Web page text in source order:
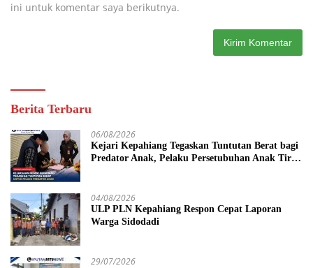
ini untuk komentar saya berikutnya.
Berita Terbaru
06/08/2026
Kejari Kepahiang Tegaskan Tuntutan Berat bagi
Predator Anak, Pelaku Persetubuhan Anak Tiri
04/08/2026
ULP PLN Kepahiang Respon Cepat Laporan
Warga Sidodadi
29/07/2026